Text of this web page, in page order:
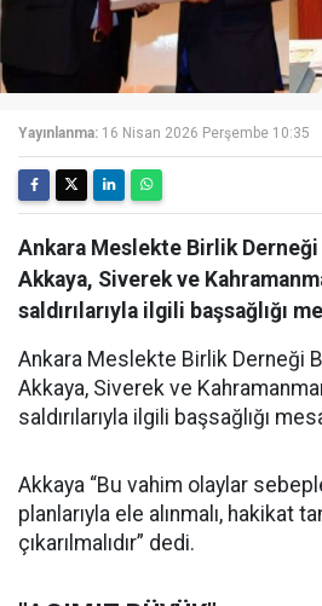
Yayınlanma: 16 Nisan 2026 Perşembe 10:35
Ankara Meslekte Birlik Derneği
Akkaya, Siverek ve
saldırılarıyla ilgili başsağlığı
Ankara Meslekte Birlik Derneği
Akkaya, Siverek ve
saldırılarıyla ilgili başsağlığı
Akkaya “Bu vahim olaylar
planlarıyla ele alınmalı, hakikat
çıkarılmalıdır” dedi.